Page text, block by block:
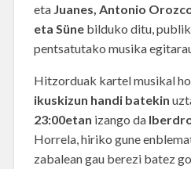
eta Juanes, Antonio
eta Sünebilduko ditu,
pentsatutako musika
Hitzorduak kartel musikal
ikuskizun handi batekin
23:00etan izango da
Horrela, hiriko gune
zabalean gau berezi batez